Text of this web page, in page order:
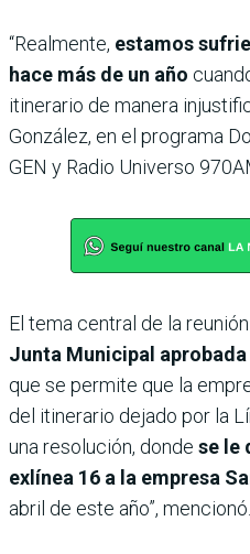
“Realmente, estamos
hace más de un año
itinerario de manera
González, en el programa
GEN y Radio Universo
El tema central de la
Junta Municipal
que se permite que la
del itinerario dejado por la
una resolución, donde se le
exlínea 16 a la empresa
abril de este año”, mencionó.